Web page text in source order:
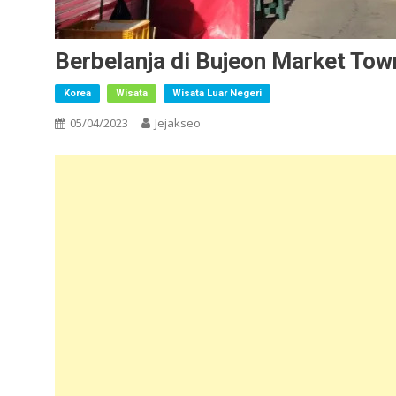
Berbelanja di Bujeon Market
Korea Wisata Wisata Luar Negeri
05/04/2023 Jejakseo